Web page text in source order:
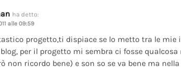
ha detto:
alle 09:59
progetto,ti dispiace se lo metto tra le
per il progetto mi sembra ci fosse qualcosa
non ricordo bene) e son so se va bene ma